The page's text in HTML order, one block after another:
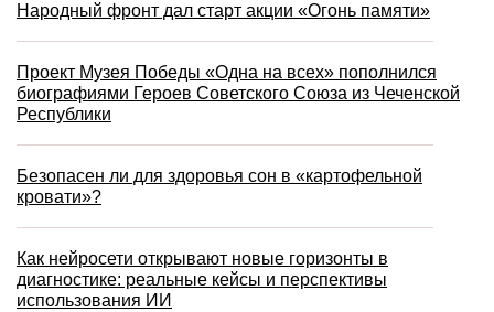
Народный фронт дал старт акции «Огонь памяти»
Проект Музея Победы «Одна на всех» пополнился
биографиями Героев Советского Союза из Чеченской
Республики
Безопасен ли для здоровья сон в «картофельной
кровати»?
Как нейросети открывают новые горизонты в
диагностике: реальные кейсы и перспективы
использования ИИ